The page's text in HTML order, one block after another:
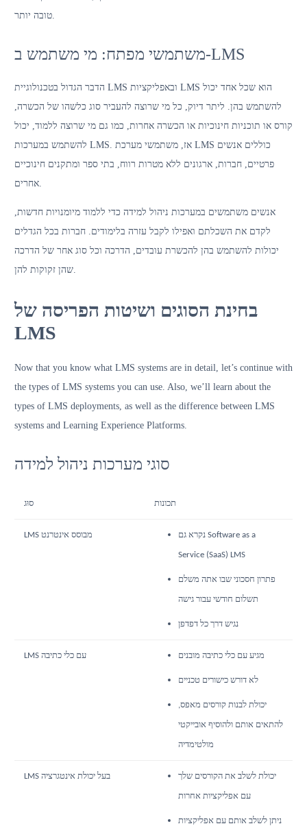
טובה יותר.
משתמשי מפתח: מי משתמש ב-LMS
הדבר הגדול בטכנולוגיית LMS ובאפליקציות LMS הוא שכל אחד יכול
להשתמש בהן. ליתר דיוק, כל מי שרוצה להעביר סוג כלשהו של הכשרה,
קורס או תוכניות חינוכיות או הכשרה אחרות, כמו גם מי שרוצה ללמוד, יכול
להשתמש במערכות LMS. אז, משתמשי מערכת LMS כוללים אנשים
פרטיים, חברות, ארגונים ללא מטרות רווח, בתי ספר ומתקנים חינוכיים
אחרים.
אנשים משתמשים במערכות ניהול למידה כדי ללמוד מיומנויות חדשות,
לקדם את השכלתם ואפילו לקבל עזרה בלימודים. חברות בכל הגדלים
יכולות להשתמש בהן להכשרת עובדים, הדרכה וכל סוג אחר של הדרכה
שהן זקוקות להן.
בחינת הסוגים ושיטות הפריסה של
LMS
Now that you know what LMS systems are in detail, let’s continue with
the types of LMS systems you can use. Also, we’ll learn about the
types of LMS deployments, as well as the difference between LMS
systems and Learning Experience Platforms.
סוגי מערכות ניהול למידה
סוּג תכונות
LMS מבוסס אינטרנט נקרא גם Software as a
Service (SaaS) LMS
פתרון חסכוני שבו אתה משלם
תשלום חודשי עבור גישה
נגיש דרך כל דפדפן
LMS עם כלי כתיבה מגיע עם כלי כתיבה מובנים
לא דורש כישורים טכניים
יכולת לבנות קורסים מאפס,
להתאים אותם ולהוסיף אובייקטי
מולטימדיה
LMS בעל יכולת אינטגרציה יכולת לשלב את הקורסים שלך
עם אפליקציות אחרות
ניתן לשלב אותם עם אפליקציות